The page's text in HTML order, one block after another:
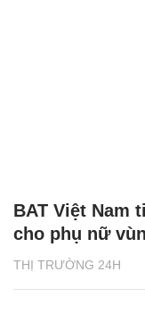
THỊ TRƯỜNG 24H
BAT Việt Nam
cho phụ nữ